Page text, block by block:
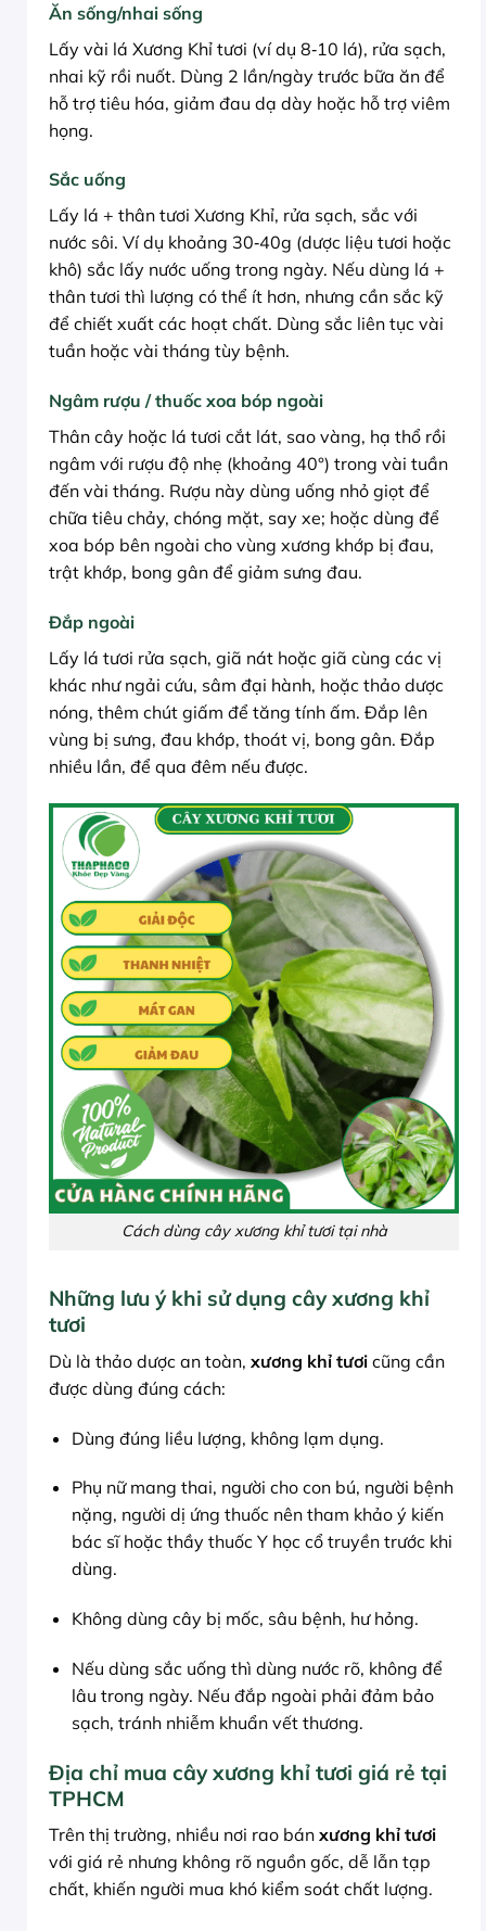
Ăn sống/nhai sống
Lấy vài lá Xương Khỉ tươi (ví dụ 8‑10 lá), rửa sạch,
nhai kỹ rồi nuốt. Dùng 2 lần/ngày trước bữa ăn để
hỗ trợ tiêu hóa, giảm đau dạ dày hoặc hỗ trợ viêm
họng.
Sắc uống
Lấy lá + thân tươi Xương Khỉ, rửa sạch, sắc với
nước sôi. Ví dụ khoảng 30‑40g (dược liệu tươi hoặc
khô) sắc lấy nước uống trong ngày. Nếu dùng lá +
thân tươi thì lượng có thể ít hơn, nhưng cần sắc kỹ
để chiết xuất các hoạt chất. Dùng sắc liên tục vài
tuần hoặc vài tháng tùy bệnh.
Ngâm rượu / thuốc xoa bóp ngoài
Thân cây hoặc lá tươi cắt lát, sao vàng, hạ thổ rồi
ngâm với rượu độ nhẹ (khoảng 40°) trong vài tuần
đến vài tháng. Rượu này dùng uống nhỏ giọt để
chữa tiêu chảy, chóng mặt, say xe; hoặc dùng để
xoa bóp bên ngoài cho vùng xương khớp bị đau,
trật khớp, bong gân để giảm sưng đau.
Đắp ngoài
Lấy lá tươi rửa sạch, giã nát hoặc giã cùng các vị
khác như ngải cứu, sâm đại hành, hoặc thảo dược
nóng, thêm chút giấm để tăng tính ấm. Đắp lên
vùng bị sưng, đau khớp, thoát vị, bong gân. Đắp
nhiều lần, để qua đêm nếu được.
Cách dùng cây xương khỉ tươi tại nhà
Những lưu ý khi sử dụng cây xương khỉ
tươi
Dù là thảo dược an toàn, xương khỉ tươi cũng cần
được dùng đúng cách:
Dùng đúng liều lượng, không lạm dụng.
Phụ nữ mang thai, người cho con bú, người bệnh
nặng, người dị ứng thuốc nên tham khảo ý kiến
bác sĩ hoặc thầy thuốc Y học cổ truyền trước khi
dùng.
Không dùng cây bị mốc, sâu bệnh, hư hỏng.
Nếu dùng sắc uống thì dùng nước rõ, không để
lâu trong ngày. Nếu đắp ngoài phải đảm bảo
sạch, tránh nhiễm khuẩn vết thương.
Địa chỉ mua cây xương khỉ tươi giá rẻ tại
TPHCM
Trên thị trường, nhiều nơi rao bán xương khỉ tươi
với giá rẻ nhưng không rõ nguồn gốc, dễ lẫn tạp
chất, khiến người mua khó kiểm soát chất lượng.